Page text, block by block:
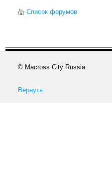
Список форумов
© Macross City Russia
Вернуть